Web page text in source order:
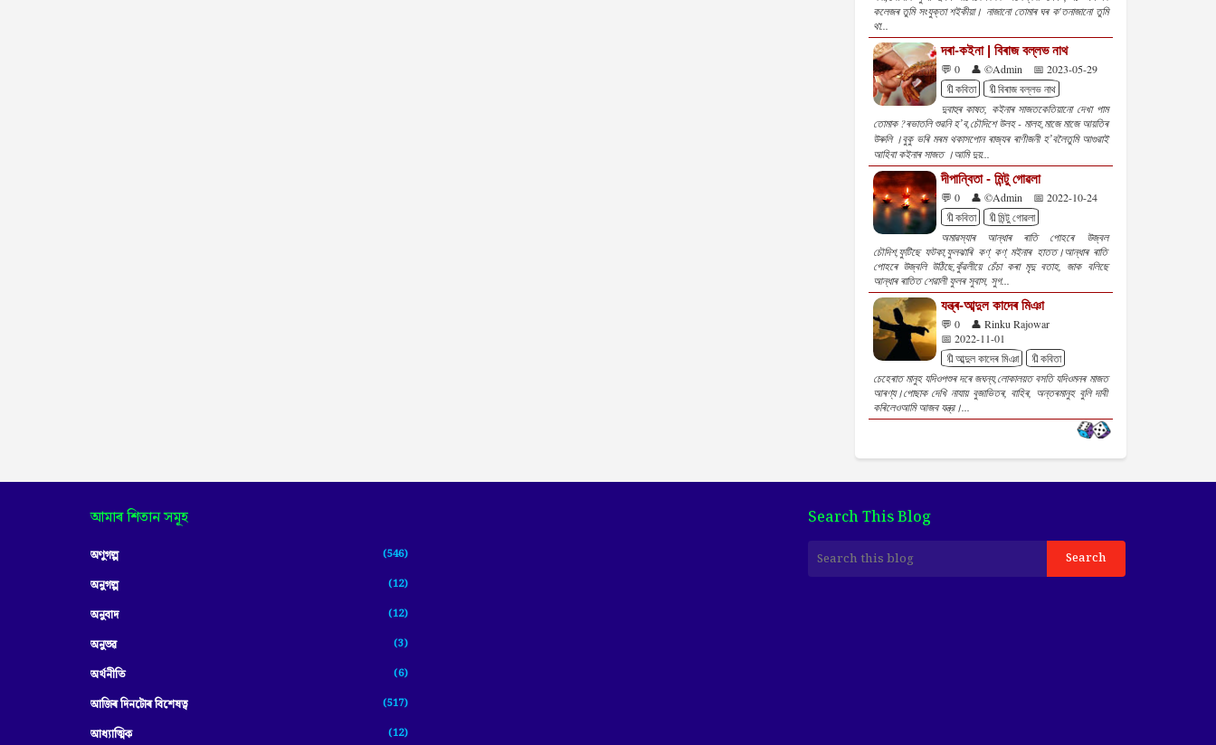
কলেজৰ তুমি সংযুক্তা শইকীয়া। নাজানো তোমাৰ ঘৰ ক'তনাজানো তুমি
থা...
দৰা-কইনা | বিৰাজ বল্লভ নাথ
💬 0 👤 ©Admin
📅 2023-05-29
🔖কবিতা
🔖বিৰাজ বল্লভ নাথ
দুবাহুৰ কাষত, কইনাৰ সাজতকেতিয়ানো দেখা পাম
তোমাক ?ৰভাতলি শুৱনি হʼব,চৌদিশে উলহ - মালহ,মাজে মাজে আয়তিৰ
উৰুলি ।বুকু ভৰি মৰম থকাসপোন ৰাজ্যৰ ৰাণীজনী হʼবলৈতুমি আগুৱাই
আহিবা কইনাৰ সাজত ।আমি দুয়...
দীপান্বিতা - মিন্টু গোৱলা
💬 0 👤 ©Admin
📅 2022-10-24
🔖কবিতা
🔖মিন্টু গোৱলা
অমাৱস্যাৰ আন্ধাৰ ৰাতি পোহৰে উজ্বল
চৌদিশ,ফুটিছে ফটকা,ফুলঝাৰি কণ্‌ কণ্‌ মইনাৰ হাতত।আন্ধাৰ ৰাতি
পোহৰে উজ্বলি উঠিছে,কুঁৱলীয়ে চেঁচা কৰা মৃদু বতাহ, জাক বলিছে
আন্ধাৰ ৰাতিত শেৱালী ফুলৰ সুবাস, সুগ...
যন্ত্ৰ-আব্দুল কাদেৰ মিঞা
💬 0
👤 Rinku Rajowar
📅 2022-11-01
🔖আব্দুল কাদেৰ মিঞা
🔖কবিতা
চেহেৰাত মানুহ যদিওপশুৰ দৰে জঘন্য,লোকালয়ত বসতি যদিওমনৰ মাজত
আৰণ্য।পোছাক দেখি নাযায় বুজাভিতৰ, বাহিৰ, অন্তৰমানুহ বুলি দাবী
কৰিলেওআমি আজব যন্ত্র।...
আমাৰ শিতান সমূহ
অণুগল্প (546)
অনুগল্প (12)
অনুবাদ (12)
অনুভৱ (3)
অৰ্থনীতি (6)
আজিৰ দিনটোৰ বিশেষত্ব (517)
আধ্যাত্মিক (12)
Search This Blog